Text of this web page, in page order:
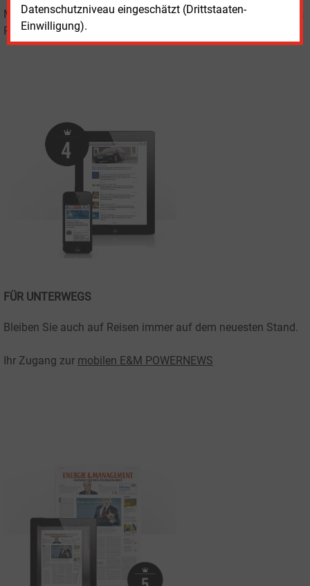
Datenschutzniveau eingeschätzt (Drittstaaten-
Einwilligung).
Mit demVIP-MAIL-NEWSLETTERerstellen Sie sich Ihr eigenes
Programm.
FÜR UNTERWEGS
Bleiben Sie auch auf Reisen immer auf dem neuesten Stand.
Ihr Zugang zur mobilen E&M POWERNEWS